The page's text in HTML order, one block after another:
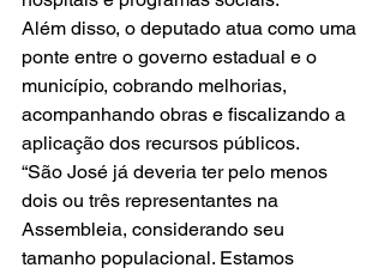
Além disso, o deputado atua como uma
ponte entre o governo estadual e o
município, cobrando melhorias,
acompanhando obras e fiscalizando a
aplicação dos recursos públicos.
“São José já deveria ter pelo menos
dois ou três representantes na
Assembleia, considerando seu
tamanho populacional. Estamos